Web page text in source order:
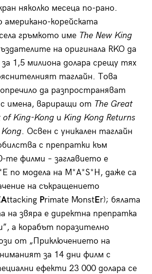
няколко месеца по-рано.
американо-корейската
гръмкото име The New King
на оригинала RKO да
1,5 милиона долара срещу тях
таглайн. Това
да разпространяват
имена, вариращи от The Great
King-Kongи King Kong Returns
. Освен с уникален таглайн
с препратки към
те филми – заглавието е
по модела на M*A*S*H, даже са
на съкращението
Attacking Primate MonstEr); бялата
на звяра е директна препратка
а корабът поразително
от „Приключението на
за 14 дни филм с
ефекти 23 000 долара се